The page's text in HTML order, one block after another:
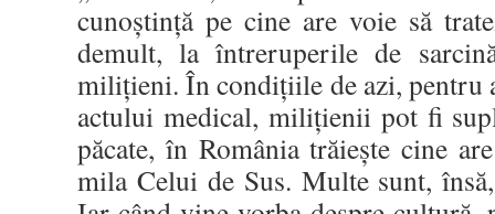
cunoştinţă pe cine are voie să
demult, la întreruperile de
miliţieni. În condiţiile de azi, pentru
actului medical, miliţienii pot fi
păcate, în România trăieşte cine
mila Celui de Sus. Multe sunt,